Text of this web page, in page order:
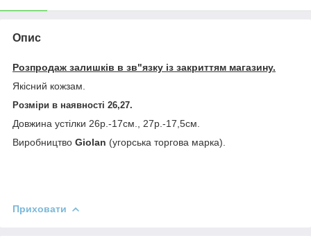
Опис
Розпродаж залишків в зв"язку із закриттям магазину.
Якісний кожзам.
Розміри в наявності 26,27.
Довжина устілки 26р.-17см., 27р.-17,5см.
Виробництво Giolan (угорська торгова марка).
Приховати